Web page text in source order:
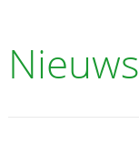
Nieuws